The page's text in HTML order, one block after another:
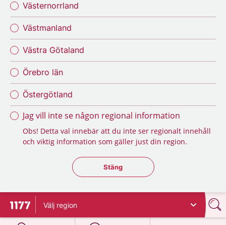
Västernorrland
Västmanland
Västra Götaland
Örebro län
Östergötland
Jag vill inte se någon regional information
Obs! Detta val innebär att du inte ser regionalt innehåll
och viktig information som gäller just din region.
Stäng regionsväljaren
Stäng
Till startsidan för 1177
Välj region
på 1177.se
på 1177.se